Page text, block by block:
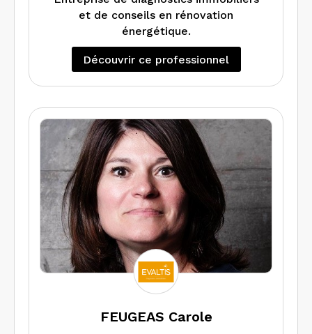
et de conseils en rénovation
énergétique.
Découvrir ce professionnel
FEUGEAS Carole